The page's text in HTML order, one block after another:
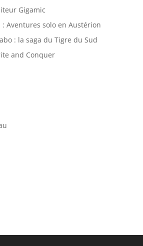
Gigamic
: Aventures solo en Austérion
: la saga du Tigre du Sud
and Conquer